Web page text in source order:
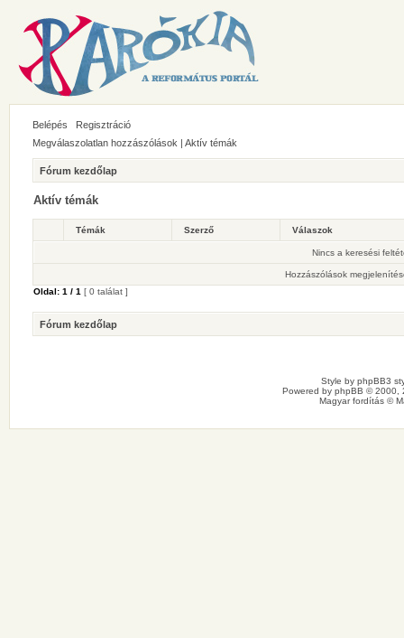
Belépés
Regisztráció
Megválaszolatlan hozzászólások | Aktív témák
Fórum kezdőlap
Aktív témák
Témák Szerző Válaszok
Nincs a keresési
Hozzászólások
Oldal: 1 / 1 [ 0 találat ]
Fórum kezdőlap
Style by phpBB3
Powered by phpBB © 2000,
Magyar fordítás ©